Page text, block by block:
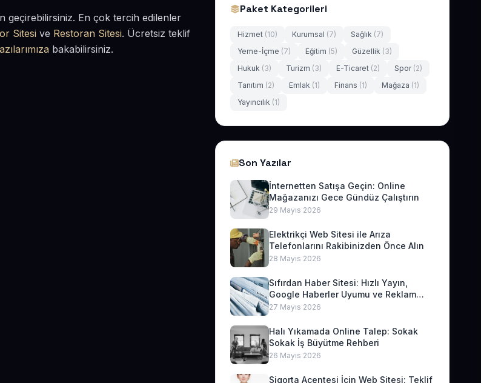
geçirebilirsiniz. En çok tercih edilenler
Sitesi ve Restoran Sitesi. Ücretsiz teklif
bakabilirsiniz.
Paket Kategorileri
Hizmet (10) Kurumsal (7) Sağlık (7)
Yeme-İçme (7) Eğitim (5) Güzellik (3)
Hukuk (3) Turizm (3) E-Ticaret (2) Spor (2)
Tanıtım (2) Emlak (1) Finans (1) Mağaza (1)
Yayıncılık (1)
Son Yazılar
İnternetten Satışa Geçin: Online
Mağazanızı Gece Gündüz Çalıştırın
29 Mayıs 2026
Elektrikçi Web Sitesi ile Arıza
Telefonlarını Rakibinizden Önce Alın
28 Mayıs 2026
Sıfırdan Haber Sitesi: Hızlı Yayın,
Google Haberler Uyumu ve Reklam
Geliri
27 Mayıs 2026
Halı Yıkamada Online Talep: Sokak
Sokak İş Büyütme Rehberi
26 Mayıs 2026
Sigorta Acentesi İçin Web Sitesi: Teklif